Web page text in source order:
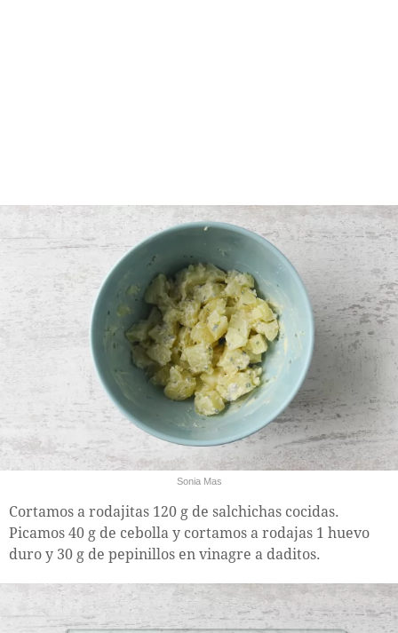
Sonia Mas
Cortamos a rodajitas 120 g de salchichas cocidas.
Picamos 40 g de cebolla y cortamos a rodajas 1 huevo
duro y 30 g de pepinillos en vinagre a daditos.